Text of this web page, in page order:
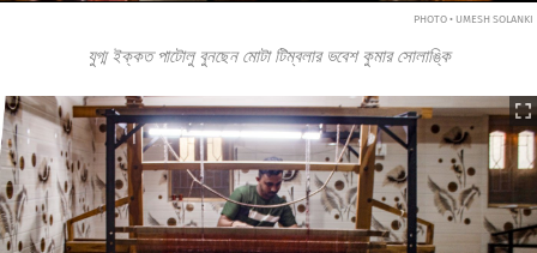
PHOTO • UMESH SOLANKI
যুগ্ম ইক্কত পাটোলু বুনছেন মোটা টিম্বলার ভবেশ কুমার সোলাঙ্কি